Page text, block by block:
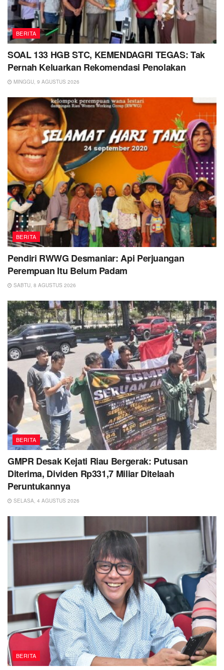
BERITA
SOAL 133 HGB STC, KEMENDAGRI TEGAS: Tak
Pernah Keluarkan Rekomendasi Penolakan
MINGGU, 9 AGUSTUS 2026
BERITA
Pendiri RWWG Desmaniar: Api Perjuangan
Perempuan Itu Belum Padam
SABTU, 8 AGUSTUS 2026
BERITA
GMPR Desak Kejati Riau Bergerak: Putusan
Diterima, Dividen Rp331,7 Miliar Ditelaah
Peruntukannya
SELASA, 4 AGUSTUS 2026
BERITA